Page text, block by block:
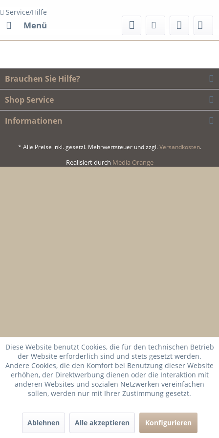
Service/Hilfe
Menü
Brauchen Sie Hilfe?
Shop Service
Informationen
* Alle Preise inkl. gesetzl. Mehrwertsteuer und zzgl.Versandkosten.
Realisiert durch Media Orange
Diese Website benutzt Cookies, die für den technischen Betrieb
der Website erforderlich sind und stets gesetzt werden.
Andere Cookies, die den Komfort bei Benutzung dieser Website
erhöhen, der Direktwerbung dienen oder die Interaktion mit
anderen Websites und sozialen Netzwerken vereinfachen
sollen, werden nur mit Ihrer Zustimmung gesetzt.
Ablehnen Alle akzeptieren Konfigurieren